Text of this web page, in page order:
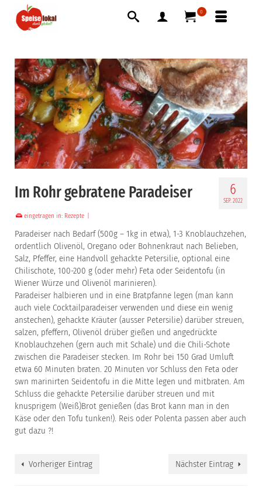
0
6
SEP. 2022
Im Rohr gebratene Paradeiser
eingetragen in: Rezepte
Paradeiser nach Bedarf (500g – 1kg in etwa), 1-3 Knoblauchzehen,
ordentlich Olivenöl, Oregano oder Bohnenkraut nach Belieben,
Salz, Pfeffer, eine Handvoll gehackte Petersilie, optional eine
Chilischote, 100-200 g (oder mehr) Feta oder Seidentofu (in
Wiener Würze und Olivenöl marinieren).
Paradeiser halbieren und in eine Bratpfanne legen (man kann
auch viele Cocktailparadeiser verwenden und diese ein wenig
anstechen), gehackte Kräuter (ausser Petersilie) darüber streuen,
salzen, pfeffern, Olivenöl drüber gießen und angedrückte
Knoblauchzehen (gern auch mit Schale) und die Chili-Schote
zwischen die Paradeiser stecken. Im Rohr bei 150 Grad Umluft
etwa 60 Minuten braten. 20 Minuten vor Schluss den Feta oder
swn marinirten Seidentofu in die Mitte legen und mitbraten. Am
Schluss die gehackte Petersilie darüber streuen und mit
knusprigem (Weiß)Brot genießen (das Brot kann man in den
Käse oder den Tofu tunken!). Reis oder Polenta passen aber auch
gut dazu ?!
Vorheriger Eintrag Nächster Eintrag